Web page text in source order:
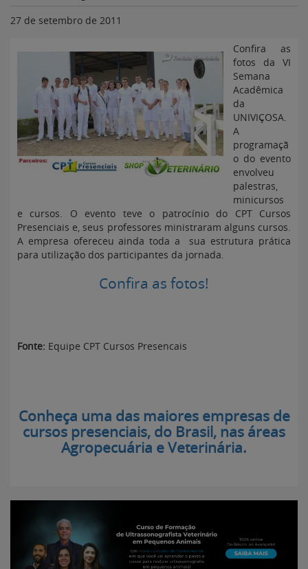
27 de setembro de 2011
Confira as
fotos da VI
Semana
Acadêmica
da
UNIVIÇOSA.
A
programaçã
o do evento
envolveu
palestras,
minicursos
e cursos. O evento teve o patrocínio do CPT Cursos
Presenciais e, seus professores ministraram alguns cursos.
A empresa ofereceu ainda toda a sua estrutura prática
para utilização dos participantes da jornada.
Confira as fotos!
Fonte: Equipe CPT Cursos Presencais
Conheça uma das maiores empresas de
cursos presenciais, do Brasil, nas áreas
Agropecuária e Veterinária.